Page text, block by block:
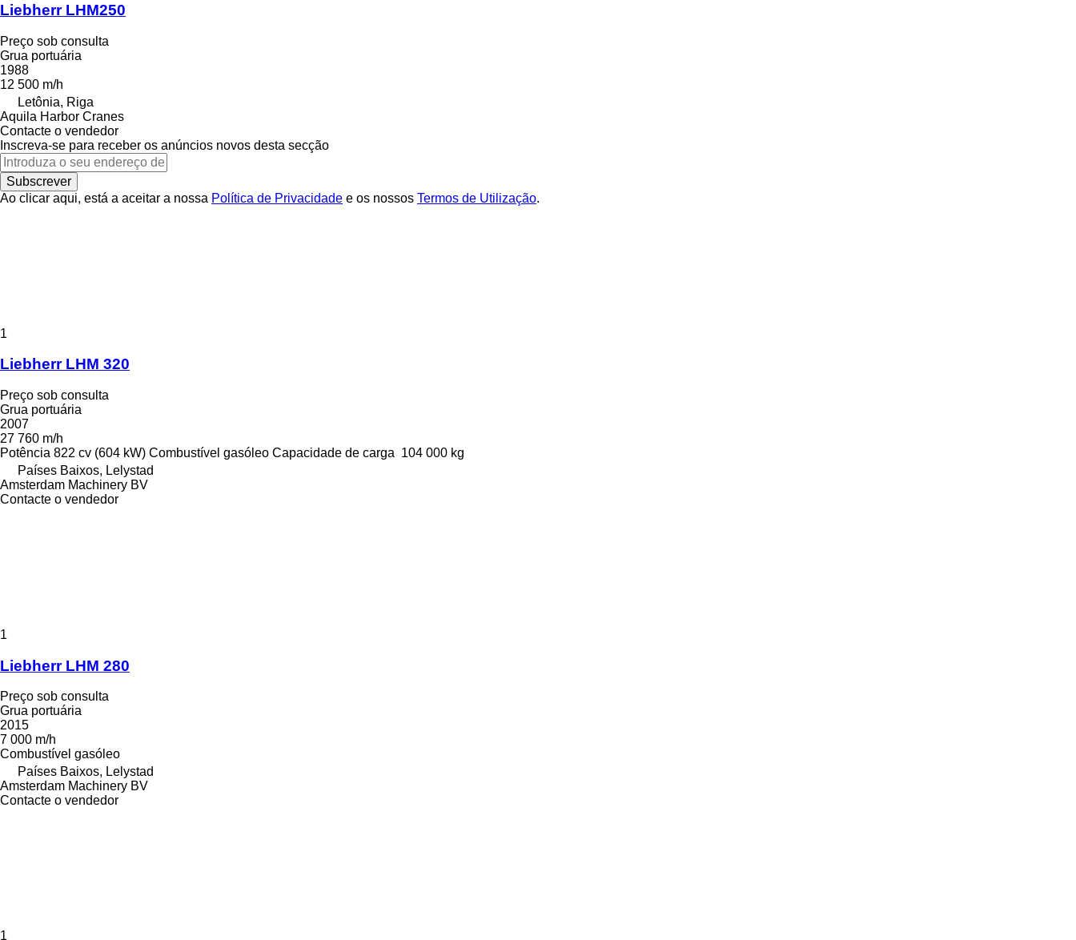
Liebherr LHM250
Preço sob consulta
Grua portuária
1988
12 500 m/h
Letônia, Riga
Aquila Harbor Cranes
Contacte o vendedor
Inscreva-se para receber os anúncios novos desta secção
Subscrever
Ao clicar aqui, está a aceitar a nossa Política de Privacidade e os nossos Termos de Utilização.
1
Liebherr LHM 320
Preço sob consulta
Grua portuária
2007
27 760 m/h
Potência 822 cv (604 kW) Combustível gasóleo Capacidade de carga 104 000 kg
Países Baixos, Lelystad
Amsterdam Machinery BV
Contacte o vendedor
1
Liebherr LHM 280
Preço sob consulta
Grua portuária
2015
7 000 m/h
Combustível gasóleo
Países Baixos, Lelystad
Amsterdam Machinery BV
Contacte o vendedor
1